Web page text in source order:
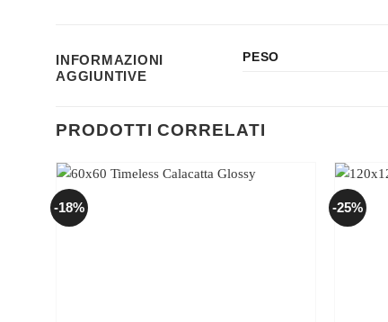
INFORMAZIONI
AGGIUNTIVE
PESO
PRODOTTI CORRELATI
-18% -25%